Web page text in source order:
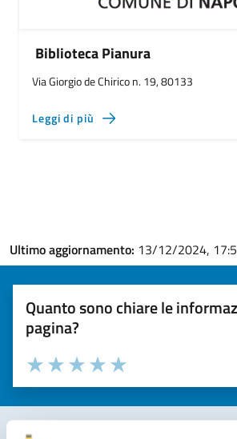
Biblioteca Pianura
Via Giorgio de Chirico n. 19, 80133
Leggi di più
Ultimo aggiornamento: 13/12/2024,
Quanto sono chiare le
pagina?
Valuta la chiarezza delle informazioni (da 1 a 5
Seleziona il numero di stelle per
Valuta 5 stelle su 5
Valuta 4 stelle su 5
Valuta 3 stelle su 5
Valuta 2 stelle su 5
Valuta 1 stelle su 5